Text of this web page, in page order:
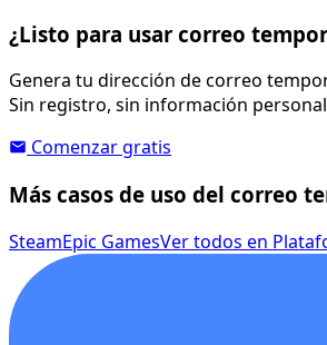
¿Listo para usar correo
Genera tu dirección de correo
Sin registro, sin información
Comenzar gratis
Más casos de uso del correo
SteamEpic GamesVer todos en